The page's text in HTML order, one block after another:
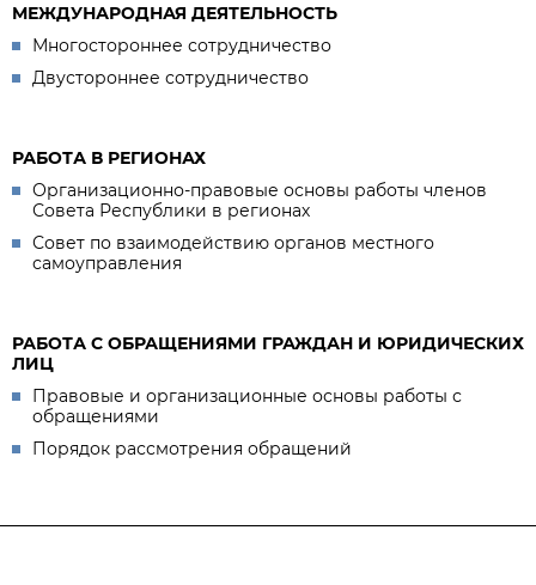
МЕЖДУНАРОДНАЯ ДЕЯТЕЛЬНОСТЬ
Многостороннее сотрудничество
Двустороннее сотрудничество
РАБОТА В РЕГИОНАХ
Организационно-правовые основы работы членов
Совета Республики в регионах
Совет по взаимодействию органов местного
самоуправления
РАБОТА С ОБРАЩЕНИЯМИ ГРАЖДАН И ЮРИДИЧЕСКИХ
ЛИЦ
Правовые и организационные основы работы с
обращениями
Порядок рассмотрения обращений